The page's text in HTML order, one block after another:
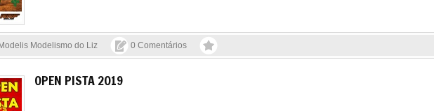
Modelis Modelismo do Liz 0 Comentários
OPEN PISTA 2019